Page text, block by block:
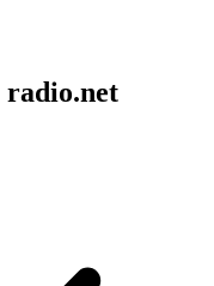
radio.net